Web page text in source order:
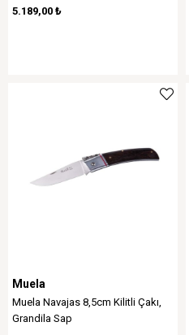
5.189,00 ₺
Muela
Muela Navajas 8,5cm Kilitli Çakı,
Grandila Sap